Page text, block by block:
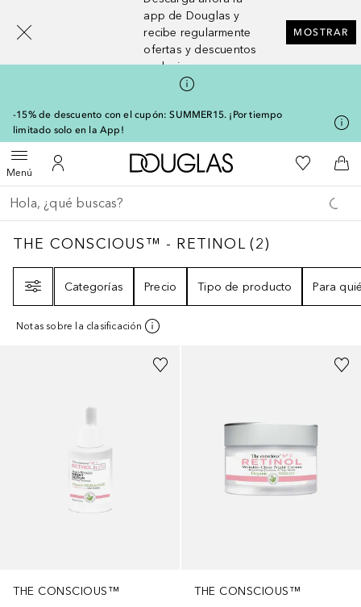
app de Douglas y
recibe regularmente
ofertas y descuentos
exclusivos
MOSTRAR
-15% de descuento con el cupón: SUMMER15. ¡Por tiempo
limitado solo en la App!
MenúAbrir menúMi cuenta
A Douglas HomeMi lista de
A
Regresar
Ejecutar búsqueda
THE CONSCIOUS™ - RETINOL2
THE CONSCIOUS™ - RETINOL (2)
Categorías
Precio Tipo de producto Para
Notas sobre la clasificación
THE CONSCIOUS™
THE CONSCIOUS™
[navigation.slideout.screenreader]